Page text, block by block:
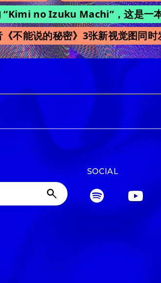
no Izuku Machi”，这是一本
能说的秘密》3张新视觉图同时
SOCIAL